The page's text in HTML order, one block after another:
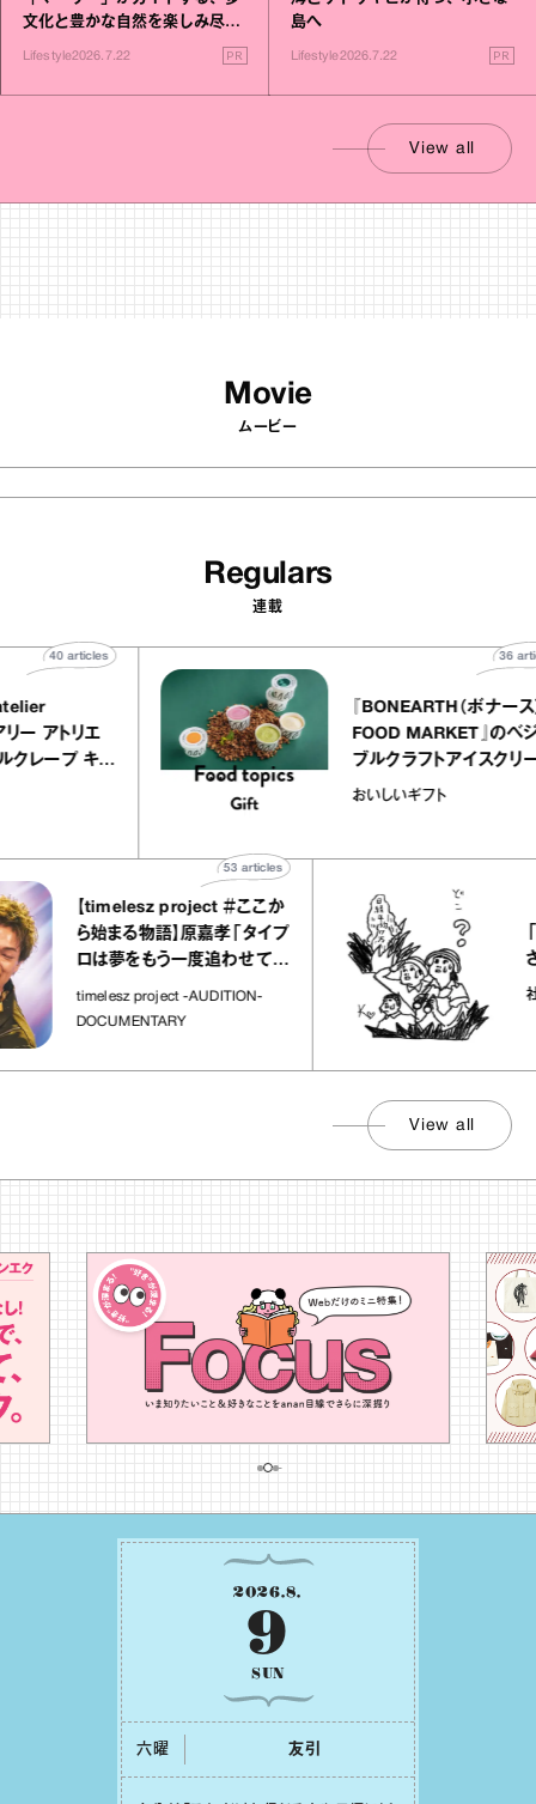
文化と豊かな自然を楽しみ尽く
Lifestyle2026.7.22 PR
島へ
Lifestyle2026.7.22 PR
View all
Movie
ムービー
Regulars
連載
atelier
イクアリー アトリエ
』のミルクレープ キャ
40
『BONEARTH（
FOOD MARKET
ブルクラフトア
｜真野知子の「
おいしいギフト
【timelesz project ＃ここか
ら始まる物語】原嘉孝「タイプ
ロは夢をもう一度追わせてく
timelesz project -AUDITION-
DOCUMENTARY
articles
「日経平
さんが
社会のじ
View all
2026.8.
9
SUN
六曜 友引